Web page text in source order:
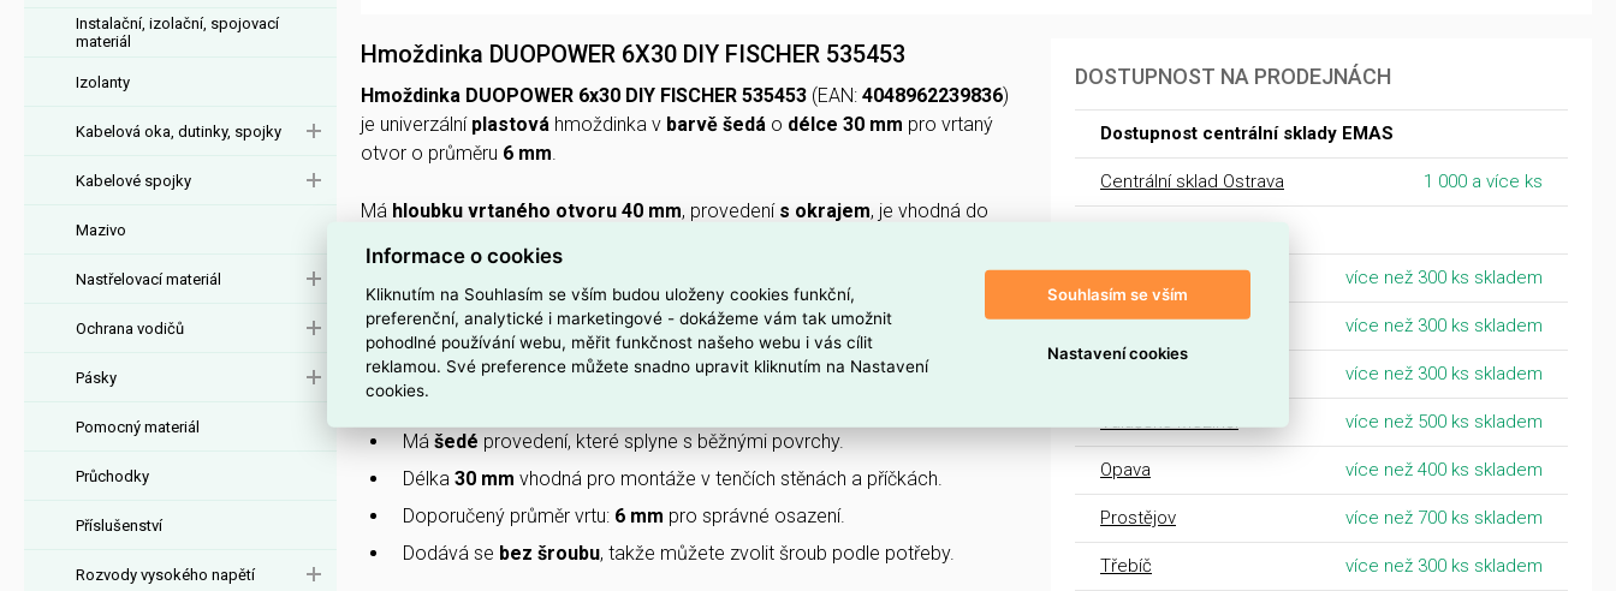
Instalační, izolační, spojovací
materiál
Izolanty
Kabelová oka, dutinky, spojky
Kabelové spojky
Mazivo
Nastřelovací materiál
Ochrana vodičů
Pásky
Pomocný materiál
Průchodky
Příslušenství
Rozvody vysokého napětí
Hmoždinka DUOPOWER 6X30 DIY FISCHER 535453
Hmoždinka DUOPOWER 6x30 DIY FISCHER 535453 (EAN: 4048962239836)
je univerzální plastová hmoždinka v barvě šedá o délce 30 mm pro vrtaný
otvor o průměru 6 mm.
Má hloubku vrtaného otvoru 40 mm, provedení s okrajem, je vhodná do
pórobetonu i dřevaa dodává se
PROČ SI VYBRAT TUTO HMOŽDINKU?
HmoždinkaDUOPOWERod značky Fischer pro univerzální upevnění.
Vyrobena z
Má šedé provedení, které splyne s běžnými povrchy.
Délka 30 mm vhodná pro montáže v tenčích stěnách a příčkách.
Doporučený průměr vrtu: 6 mm pro správné osazení.
Dodává se bez šroubu, takže můžete zvolit šroub podle potřeby.
DOSTUPNOST NA PRODEJNÁCH
Dostupnost centrální sklady EMAS
Centrální sklad Ostrava 1 000 a více ks
Šumperk více než 300 ks skladem
Nový Jičín více než 300 ks skladem
více než 300 ks skladem
Valašské Meziříčí více než 500 ks skladem
Opava více než 400 ks skladem
Prostějov více než 700 ks skladem
Třebíč více než 300 ks skladem
Informace o cookies
Kliknutím na Souhlasím se vším budou uloženy cookies funkční,
preferenční, analytické i marketingové - dokážeme vám tak umožnit
pohodlné používání webu, měřit funkčnost našeho webu i vás cílit
reklamou. Své preference můžete snadno upravit kliknutím na Nastavení
cookies.
Souhlasím se vším
Nastavení cookies